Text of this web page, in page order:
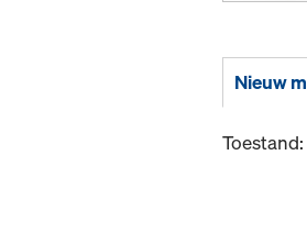
Nieuw